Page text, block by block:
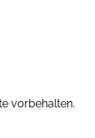
vorbehalten.